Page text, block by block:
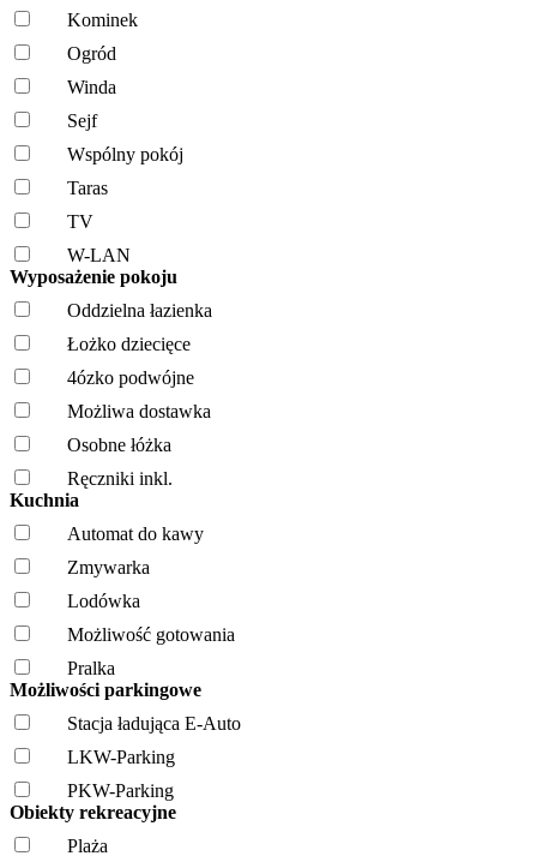
Kominek
Ogród
Winda
Sejf
Wspólny pokój
Taras
TV
W-LAN
Wyposażenie pokoju
Oddzielna łazienka
Łożko dziecięce
4ózko podwójne
Możliwa dostawka
Osobne łóżka
Ręczniki inkl.
Kuchnia
Automat do kawy
Zmywarka
Lodówka
Możliwość gotowania
Pralka
Możliwości parkingowe
Stacja ładująca E-Auto
LKW-Parking
PKW-Parking
Obiekty rekreacyjne
Plaża